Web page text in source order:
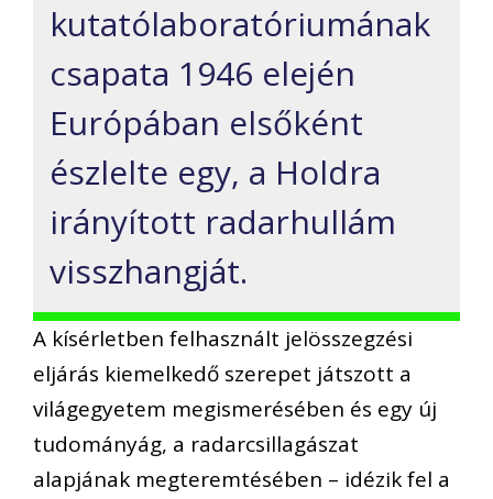
kutatólaboratóriumának
csapata 1946 elején
Európában elsőként
észlelte egy, a Holdra
irányított radarhullám
visszhangját.
A kísérletben felhasznált jelösszegzési
eljárás kiemelkedő szerepet játszott a
világegyetem megismerésében és egy új
tudományág, a radarcsillagászat
alapjának megteremtésében – idézik fel a